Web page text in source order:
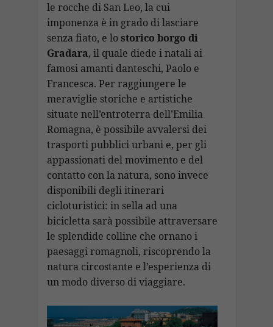
le rocche di San Leo, la cui
imponenza è in grado di lasciare
senza fiato, e lostorico borgo di
Gradara, il quale diede i natali ai
famosi amanti danteschi, Paolo e
Francesca. Per raggiungere le
meraviglie storiche e artistiche
situate nell’entroterra dell’Emilia
Romagna, è possibile avvalersi dei
trasporti pubblici urbani e, per gli
appassionati del movimento e del
contatto con la natura, sono invece
disponibili degli itinerari
cicloturistici: in sella ad una
bicicletta sarà possibile attraversare
le splendide colline che ornano i
paesaggi romagnoli, riscoprendo la
natura circostante e l’esperienza di
un modo diverso di viaggiare.